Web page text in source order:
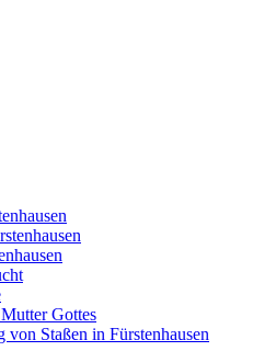
Gottes
von Staßen in Fürstenhausen